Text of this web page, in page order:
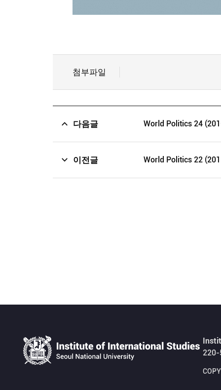
첨부파일
다음글 World Politics 24
이전글 World Politics 22
220-